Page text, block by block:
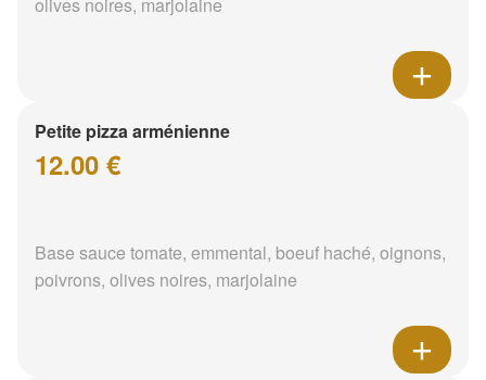
olives noires, marjolaine
Petite pizza arménienne
12.00 €
Base sauce tomate, emmental, boeuf haché, oignons,
poivrons, olives noires, marjolaine